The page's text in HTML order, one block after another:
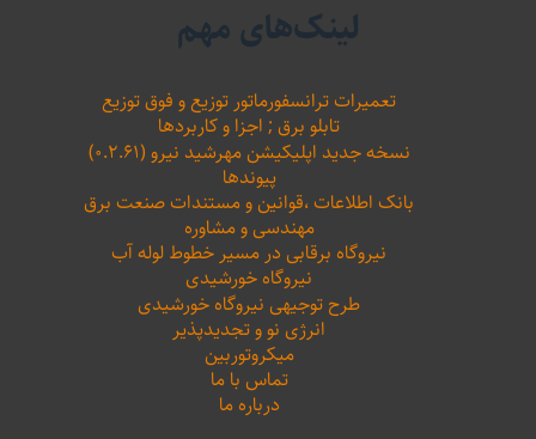
لینک‌های مهم
تعمیرات ترانسفورماتور توزیع و فوق توزیع
تابلو برق ; اجزا و کاربردها
نسخه جدید اپلیکیشن مهرشید نیرو (۰.۲.۶۱)
پیوندها
بانک اطلاعات ،‌قوانین و مستندات صنعت برق
مهندسی و مشاوره
نیروگاه برقابی در مسیر خطوط لوله آب
نیروگاه خورشیدی
طرح توجیهی نیروگاه خورشیدی
انرژی نو و تجدیدپذیر
میکروتوربین
تماس با ما
درباره ما